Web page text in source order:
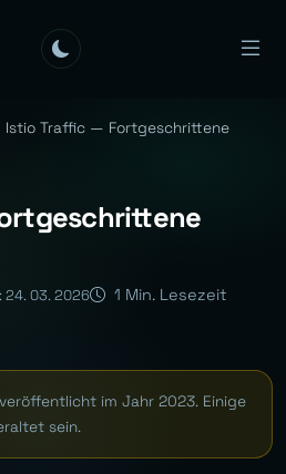
Istio Traffic — Fortgeschrittene
03. 2026 1 Min. Lesezeit
im Jahr 2023. Einige
sein.